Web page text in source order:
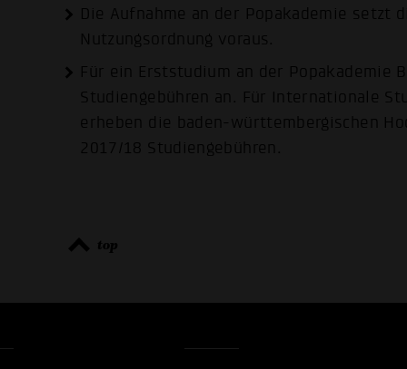
Die Aufnahme an der Popakademie setzt
Nutzungsordnung voraus.
Für ein Erststudium an der Popakademie
Studiengebühren an. Für Internationale
erheben die baden-württembergischen
2017/18 Studiengebühren .
top